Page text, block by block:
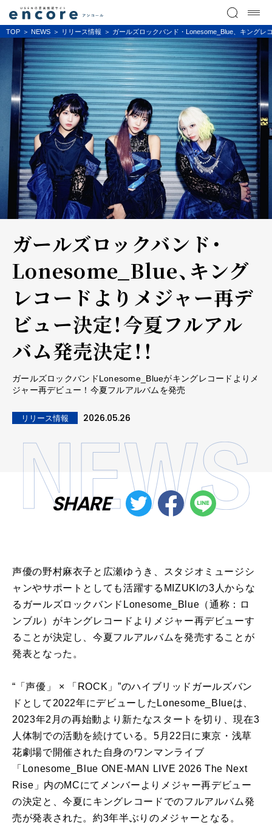
TOP NEWS リリース情報 ガールズロックバンド・Lonesome_Blue、キング
ガールズロックバンド・
Lonesome_Blue、キング
レコードよりメジャー再デ
ビュー決定！今夏フルアル
バム発売決定！！
ガールズロックバンドLonesome_Blueがキングレコードよりメ
ジャー再デビュー！今夏フルアルバムを発売
リリース情報 2026.05.26
SHARE
声優の野村麻衣子と広瀬ゆうき、スタジオミュージシ
ャンやサポートとしても活躍するMIZUKIの3人からな
るガールズロックバンドLonesome_Blue（通称：ロ
ンブル）がキングレコードよりメジャー再デビューす
ることが決定し、今夏フルアルバムを発売することが
発表となった。
“「声優」 × 「ROCK」”のハイブリッドガールズバン
ドとして2022年にデビューしたLonesome_Blueは、
2023年2月の再始動より新たなスタートを切り、現在3
人体制での活動を続けている。5月22日に東京・浅草
花劇場で開催された自身のワンマンライブ
「Lonesome_Blue ONE-MAN LIVE 2026 The Next
Rise」内のMCにてメンバーよりメジャー再デビュー
の決定と、今夏にキングレコードでのフルアルバム発
売が発表された。約3年半ぶりのメジャーとなる。